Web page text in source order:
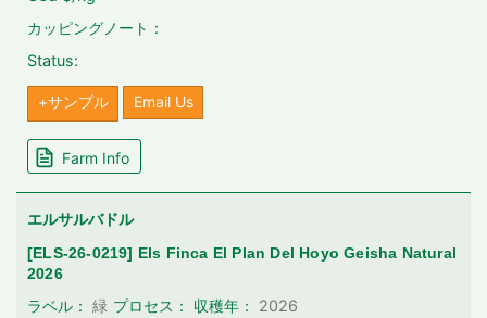
カッピングノート：
Status:
+サンプル Email Us
Farm Info
エルサルバドル
[ELS-26-0219] Els Finca El Plan Del Hoyo Geisha Natural
2026
ラベル：
緑 プロセス： 収穫年：
2026